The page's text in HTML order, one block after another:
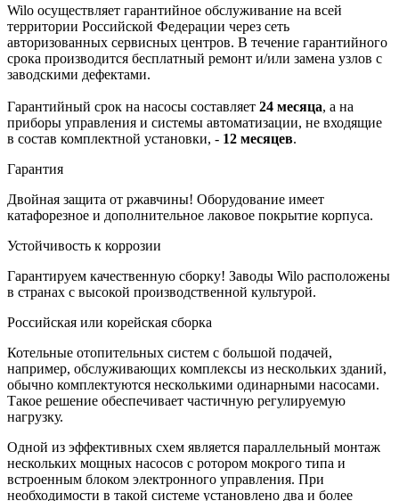
Wilo осуществляет гарантийное обслуживание на всей
территории Российской Федерации через сеть
авторизованных сервисных центров. В течение гарантийного
срока производится бесплатный ремонт и/или замена узлов с
заводскими дефектами.
Гарантийный срок на насосы составляет 24 месяца, а на
приборы управления и системы автоматизации, не входящие
в состав комплектной установки, - 12 месяцев.
Гарантия
Двойная защита от ржавчины! Оборудование имеет
катафорезное и дополнительное лаковое покрытие корпуса.
Устойчивость к коррозии
Гарантируем качественную сборку! Заводы Wilo расположены
в странах с высокой производственной культурой.
Российская или корейская сборка
Котельные отопительных систем с большой подачей,
например, обслуживающих комплексы из нескольких зданий,
обычно комплектуются несколькими одинарными насосами.
Такое решение обеспечивает частичную регулируемую
нагрузку.
Одной из эффективных схем является параллельный монтаж
нескольких мощных насосов с ротором мокрого типа и
встроенным блоком электронного управления. При
необходимости в такой системе установлено два и более